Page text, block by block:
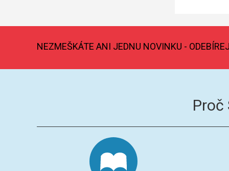
NEZMEŠKÁTE ANI JEDNU NOVINKU -
Proč